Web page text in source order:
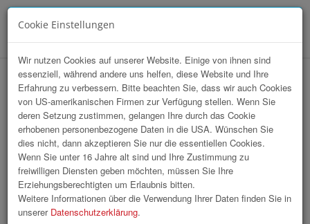
hr-lounge Mitte 5-Jahres-Feier bei VKB-
Bank Linz
Cookie Einstellungen
Wir nutzen Cookies auf unserer Website. Einige von ihnen sind
essenziell, während andere uns helfen, diese Website und Ihre
Erfahrung zu verbessern. Bitte beachten Sie, dass wir auch Cookies
von US-amerikanischen Firmen zur Verfügung stellen. Wenn Sie
deren Setzung zustimmen, gelangen Ihre durch das Cookie
erhobenen personenbezogene Daten in die USA. Wünschen Sie
dies nicht, dann akzeptieren Sie nur die essentiellen Cookies.
Wenn Sie unter 16 Jahre alt sind und Ihre Zustimmung zu
freiwilligen Diensten geben möchten, müssen Sie Ihre
Erziehungsberechtigten um Erlaubnis bitten.
Weitere Informationen über die Verwendung Ihrer Daten finden Sie in
unserer Datenschutzerklärung.